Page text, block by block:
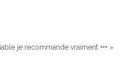
je recommande vraiment +++ »